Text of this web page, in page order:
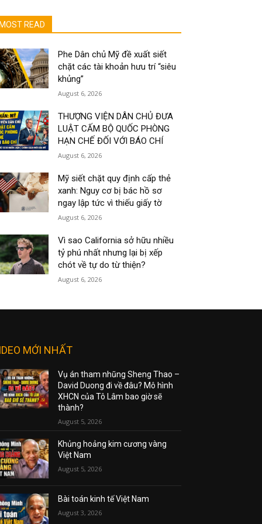
MOST READ
Phe Dân chủ Mỹ đề xuất siết
chặt các tài khoản hưu trí “siêu
khủng”
August 6, 2026
THƯỢNG VIỆN DÂN CHỦ ĐƯA
LUẬT CẤM BỘ QUỐC PHÒNG
HẠN CHẾ ĐỐI VỚI BÁO CHÍ
August 6, 2026
Mỹ siết chặt quy định cấp thẻ
xanh: Nguy cơ bị bác hồ sơ
ngay lập tức vì thiếu giấy tờ
August 6, 2026
Vì sao California sở hữu nhiều
tỷ phú nhất nhưng lại bị xếp
chót về tự do từ thiện?
August 6, 2026
MỚI NHẤT
Vụ án tham nhũng Sheng Thao –
David Duong đi về đâu? Mô hình
XHCN của Tô Lâm bao giờ sẽ
thành?
August 5, 2026
Khủng hoảng kim cương vàng
Việt Nam
August 5, 2026
Bài toán kinh tế Việt Nam
August 3, 2026